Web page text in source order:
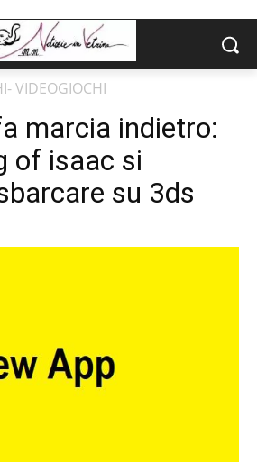
VIDEOGIOCHI
marcia indietro:
of isaac si
su 3ds